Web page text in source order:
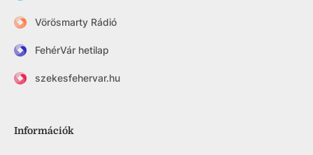
Vörösmarty Rádió
FehérVár hetilap
szekesfehervar.hu
Információk